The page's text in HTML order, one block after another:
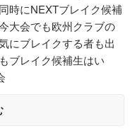
時にNEXTブレイク候補
大会でも欧州クラブの
にブレイクする者も出
ブレイク候補生はい